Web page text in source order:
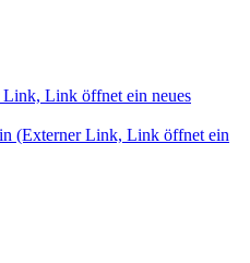
Link, Link öffnet ein neues
(Externer Link, Link öffnet ein